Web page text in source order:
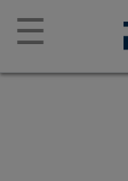
☰